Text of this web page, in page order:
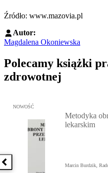
Źródło: www.mazovia.pl
Autor:
Magdalena Okoniewska
Polecamy książki
zdrowotnej
Poprzednia książka
Przejdź do: Metodyka obrony
NOWOŚĆ
Metodyka
lekarskim
Marcin Burdzik,